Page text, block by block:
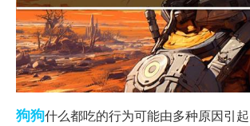
狗狗什么都吃的行为可能由多种原因引